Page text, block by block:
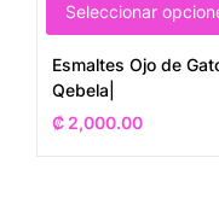
Seleccionar
Esmaltes Ojo de
Qebela|
₡ 2,000.00